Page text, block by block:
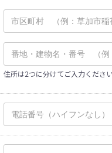
住所は2つに分けてご入力くださ